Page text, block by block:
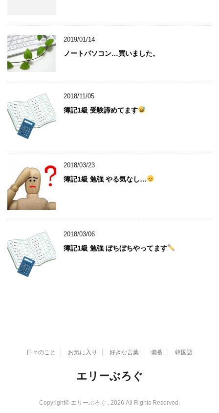
2019/01/14
ノートパソコン…買いました。
2018/11/05
簿記1級 受験諦めてます
2018/03/23
簿記1級 勉強 やる気なし…
2018/03/06
簿記1級 勉強 ぼちぼちやってます
日々のこと お気に入り 好きな言葉 備蓄 韓国語
エリーぶろぐ
Copyright© エリーぶろぐ , 2026 All Rights Reserved.